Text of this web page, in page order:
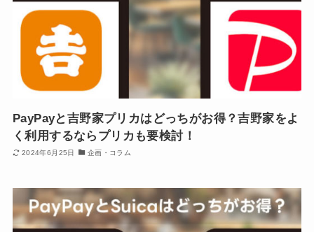
PayPayと吉野家プリカはどっちがお得？吉野家をよ
く利用するならプリカも要検討！
2024年6月25日 企画・コラム